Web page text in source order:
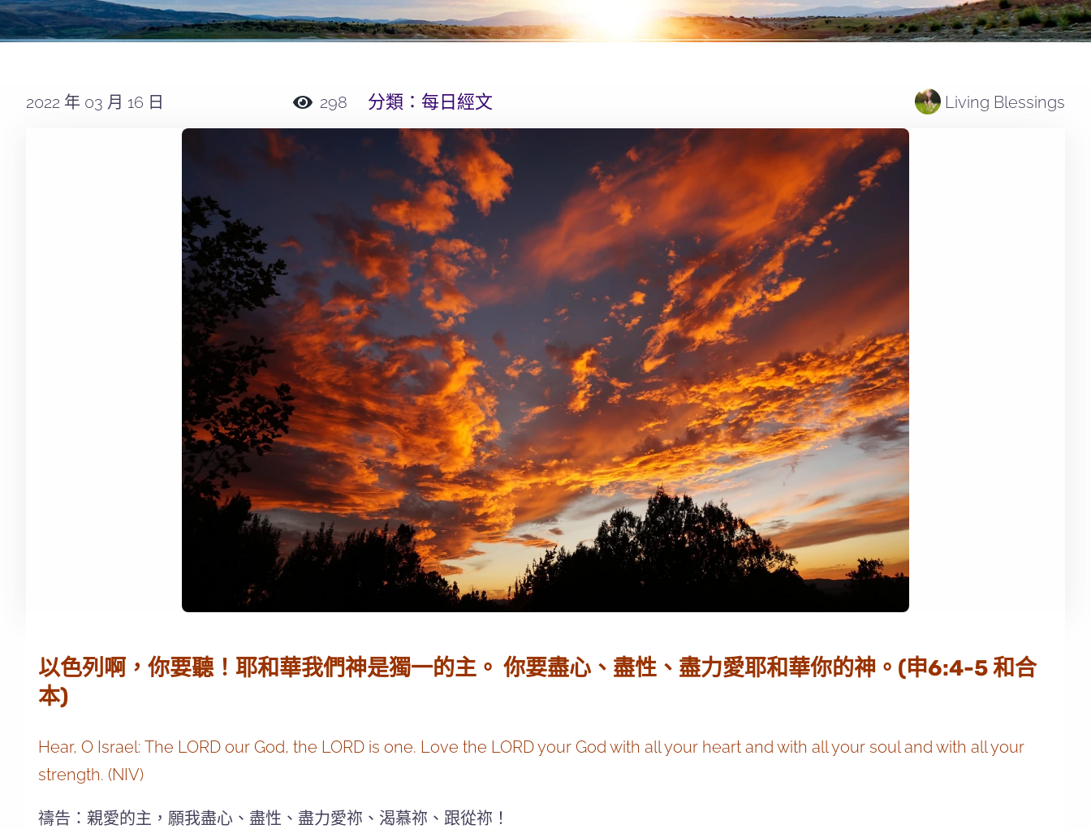
2022 年 03 月 16 日 298 分類： 每日經文 Living Blessings
以色列啊，你要聽！耶和華我們神是獨一的主。 你要盡心、盡性、盡力愛耶和華你的神。(申6:4-5 和合
本)
Hear, O Israel: The LORD our God, the LORD is one. Love the LORD your God with all your heart and with all your soul and with all your
strength. (NIV)
禱告：親愛的主，願我盡心、盡性、盡力愛祢、渴慕祢、跟從祢！